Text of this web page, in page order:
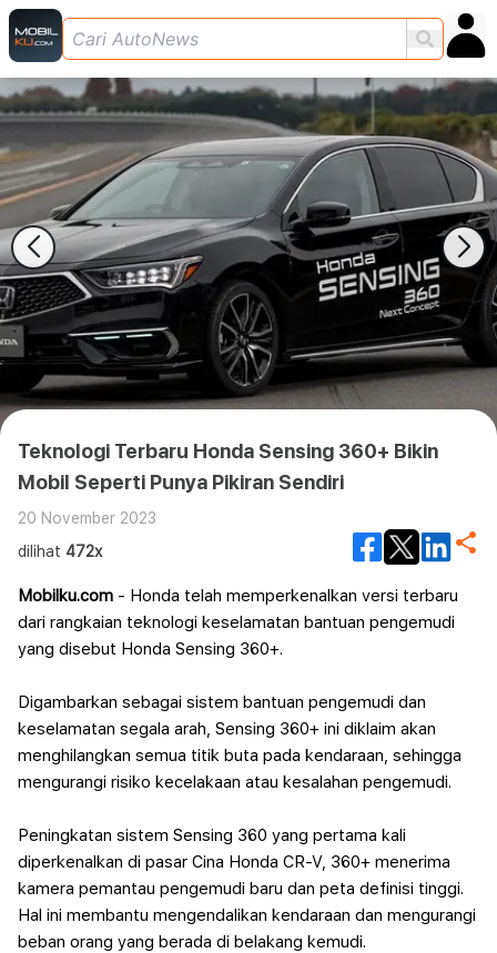
Teknologi Terbaru Honda Sensing 360+ Bikin
Mobil Seperti Punya Pikiran Sendiri
20 November 2023
dilihat 472x
Mobilku.com - Honda telah memperkenalkan versi terbaru
dari rangkaian teknologi keselamatan bantuan pengemudi
yang disebut Honda Sensing 360+.
Digambarkan sebagai sistem bantuan pengemudi dan
keselamatan segala arah, Sensing 360+ ini diklaim akan
menghilangkan semua titik buta pada kendaraan, sehingga
mengurangi risiko kecelakaan atau kesalahan pengemudi.
Peningkatan sistem Sensing 360 yang pertama kali
diperkenalkan di pasar Cina Honda CR-V, 360+ menerima
kamera pemantau pengemudi baru dan peta definisi tinggi.
Hal ini membantu mengendalikan kendaraan dan mengurangi
beban orang yang berada di belakang kemudi.